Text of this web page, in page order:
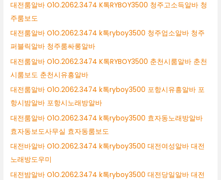
대전룸알바 O1O.2062.3474 K톡RYBOY3500 청주고소득알바 청
주룸보도
대전룸알바 O1O.2062.3474 k톡ryboy3500 청주업소알바 청주
퍼블릭알바 청주룸싸롱알바
대전룸알바 O1O.2062.3474 K톡RYBOY3500 춘천시룸알바 춘천
시룸보도 춘천시유흥알바
대전룸알바 O1O.2062.3474 k톡ryboy3500 포항시유흥알바 포
항시밤알바 포항시노래방알바
대전룸알바 O1O.2062.3474 k톡ryboy3500 효자동노래방알바
효자동보도사무실 효자동룸보도
대전바알바 O1O.2062.3474 k톡ryboy3500 대전여성알바 대전
노래방도우미
대전밤알바 O1O.2062.3474 k톡ryboy3500 대전당일알바 대전